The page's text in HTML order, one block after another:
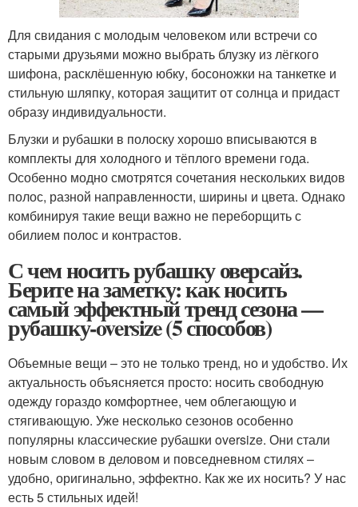
Для свидания с молодым человеком или встречи со
старыми друзьями можно выбрать блузку из лёгкого
шифона, расклёшенную юбку, босоножки на танкетке и
стильную шляпку, которая защитит от солнца и придаст
образу индивидуальности.
Блузки и рубашки в полоску хорошо вписываются в
комплекты для холодного и тёплого времени года.
Особенно модно смотрятся сочетания нескольких видов
полос, разной направленности, ширины и цвета. Однако
комбинируя такие вещи важно не переборщить с
обилием полос и контрастов.
С чем носить рубашку оверсайз.
Берите на заметку: как носить
самый эффектный тренд сезона —
рубашку-oversize (5 способов)
Объемные вещи – это не только тренд, но и удобство. Их
актуальность объясняется просто: носить свободную
одежду гораздо комфортнее, чем облегающую и
стягивающую. Уже несколько сезонов особенно
популярны классические рубашки oversize. Они стали
новым словом в деловом и повседневном стилях –
удобно, оригинально, эффектно. Как же их носить? У нас
есть 5 стильных идей!